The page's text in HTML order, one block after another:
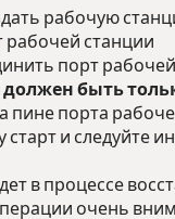
рабочую
рабочей станции
порт
быть
пине порта
и следуйте
в процессе
очень